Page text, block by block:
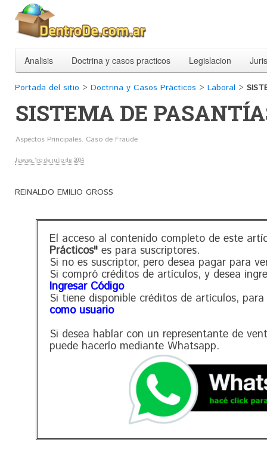
Analisis Doctrina y casos practicos Legislacion
Portada del sitio > Doctrina y Casos Prácticos > Laboral >
SISTEMA DE
Aspectos Principales. Caso de Fraude
Jueves 1ro de julio de 2004
REINALDO EMILIO GROSS
El acceso al contenido completo de este
Prácticos" es para suscriptores.
Si no es suscriptor, pero desea pagar para
Si compró créditos de artículos, y desea
Ingresar Código
Si tiene disponible créditos de artículos,
como usuario
Si desea hablar con un representante de
puede hacerlo mediante Whatsapp.